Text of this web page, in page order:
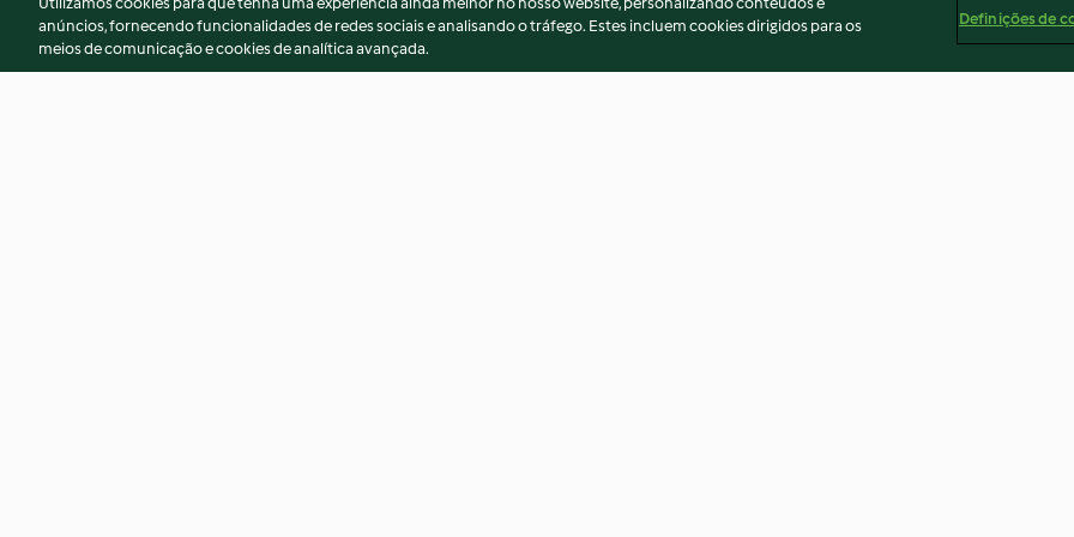
anúncios, fornecendo funcionalidades de redes sociais e analisando o tráfego. Estes incluem cookies dirigidos para os
meios de comunicação e cookies de analítica avançada.
Definições de